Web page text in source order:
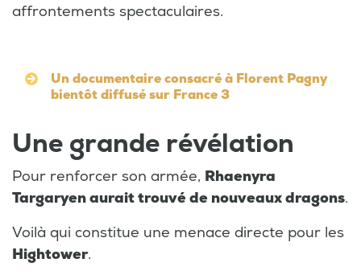
affrontements spectaculaires.
Un documentaire consacré à Florent Pagny
bientôt diffusé sur France 3
Une grande révélation
Pour renforcer son armée, Rhaenyra
Targaryen aurait trouvé de nouveaux dragons.
Voilà qui constitue une menace directe pour les
Hightower.